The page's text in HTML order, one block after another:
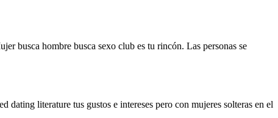
busca hombre busca sexo club es tu rincón. Las personas se
dating literature tus gustos e intereses pero con mujeres solteras en el